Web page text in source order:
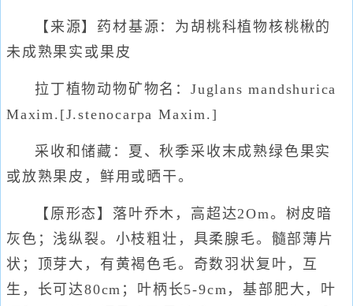
【来源】药材基源：为胡桃科植物核桃楸的
未成熟果实或果皮
拉丁植物动物矿物名：Juglans mandshurica
Maxim.[J.stenocarpa Maxim.]
采收和储藏：夏、秋季采收末成熟绿色果实
或放熟果皮，鲜用或晒干。
【原形态】落叶乔木，高超达2Om。树皮暗
灰色；浅纵裂。小枝粗壮，具柔腺毛。髓部薄片
状；顶芽大，有黄褐色毛。奇数羽状复叶，互
生，长可达80cm；叶柄长5-9cm，基部肥大，叶